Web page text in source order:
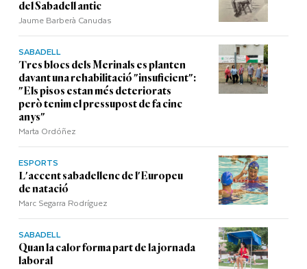
del Sabadell antic
Jaume Barberà Canudas
SABADELL
Tres blocs dels Merinals es planten
davant una rehabilitació "insuficient":
"Els pisos estan més deteriorats
però tenim el pressupost de fa cinc
anys"
Marta Ordóñez
ESPORTS
L'accent sabadellenc de l'Europeu
de natació
Marc Segarra Rodríguez
SABADELL
Quan la calor forma part de la jornada
laboral